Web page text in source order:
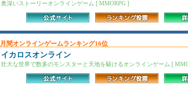
奥深いストーリーオンラインゲーム [ MMORPG ]
月間オンラインゲームランキング16位
イカロスオンライン
壮大な世界で数多のモンスターと天地を駆けるオンラインゲーム [